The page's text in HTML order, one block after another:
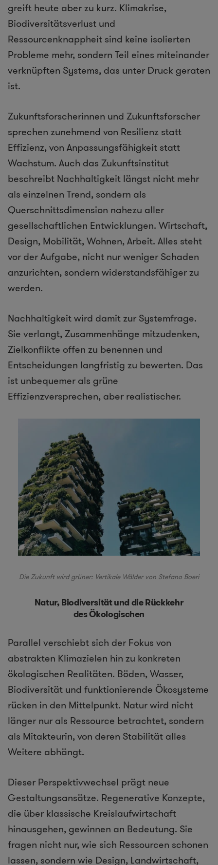
greift heute aber zu kurz. Klimakrise,
Biodiversitätsverlust und
Ressourcenknappheit sind keine isolierten
Probleme mehr, sondern Teil eines miteinander
verknüpften Systems, das unter Druck geraten
ist.
Zukunftsforscherinnen und Zukunftsforscher
sprechen zunehmend von Resilienz statt
Effizienz, von Anpassungsfähigkeit statt
Wachstum. Auch das Zukunftsinstitut
beschreibt Nachhaltigkeit längst nicht mehr
als einzelnen Trend, sondern als
Querschnittsdimension nahezu aller
gesellschaftlichen Entwicklungen. Wirtschaft,
Design, Mobilität, Wohnen, Arbeit. Alles steht
vor der Aufgabe, nicht nur weniger Schaden
anzurichten, sondern widerstandsfähiger zu
werden.
Nachhaltigkeit wird damit zur Systemfrage.
Sie verlangt, Zusammenhänge mitzudenken,
Zielkonflikte offen zu benennen und
Entscheidungen langfristig zu bewerten. Das
ist unbequemer als grüne
Effizienzversprechen, aber realistischer.
Die Zukunft wird grüner: Vertikale Wälder von Stefano Boeri
Natur, Biodiversität und die Rückkehr
des Ökologischen
Parallel verschiebt sich der Fokus von
abstrakten Klimazielen hin zu konkreten
ökologischen Realitäten. Böden, Wasser,
Biodiversität und funktionierende Ökosysteme
rücken in den Mittelpunkt. Natur wird nicht
länger nur als Ressource betrachtet, sondern
als Mitakteurin, von deren Stabilität alles
Weitere abhängt.
Dieser Perspektivwechsel prägt neue
Gestaltungsansätze. Regenerative Konzepte,
die über klassische Kreislaufwirtschaft
hinausgehen, gewinnen an Bedeutung. Sie
fragen nicht nur, wie sich Ressourcen schonen
lassen, sondern wie Design, Landwirtschaft,